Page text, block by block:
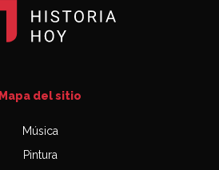
Mapa del sitio
Música
Pintura